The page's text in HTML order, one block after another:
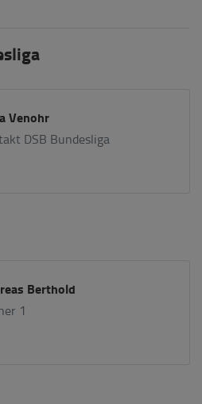
Venohr
DSB Bundesliga
Berthold
1